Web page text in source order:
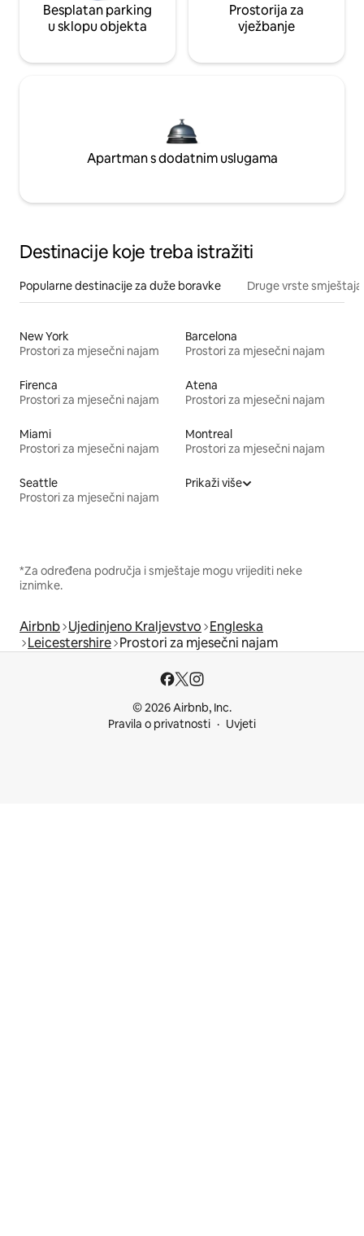
Besplatan parking
u sklopu objekta
Prostorija za
vježbanje
Apartman s dodatnim uslugama
Destinacije koje treba istražiti
Popularne destinacije za duže boravke Druge vrste smještaja
New York
Prostori za mjesečni najam
Barcelona
Prostori za mjesečni najam
Firenca
Prostori za mjesečni najam
Atena
Prostori za mjesečni najam
Miami
Prostori za mjesečni najam
Montreal
Prostori za mjesečni najam
Seattle
Prostori za mjesečni najam
Prikaži više
*Za određena područja i smještaje mogu vrijediti neke
iznimke.
Airbnb Ujedinjeno Kraljevstvo Engleska
Leicestershire Prostori za mjesečni najam
© 2026 Airbnb, Inc.
Pravila o privatnosti
Uvjeti